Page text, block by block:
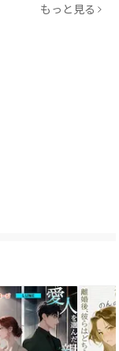
もっと見る